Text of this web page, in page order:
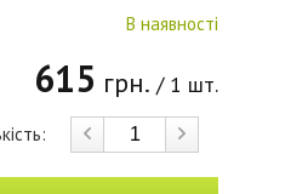
В наявності
615 грн. / 1 шт.